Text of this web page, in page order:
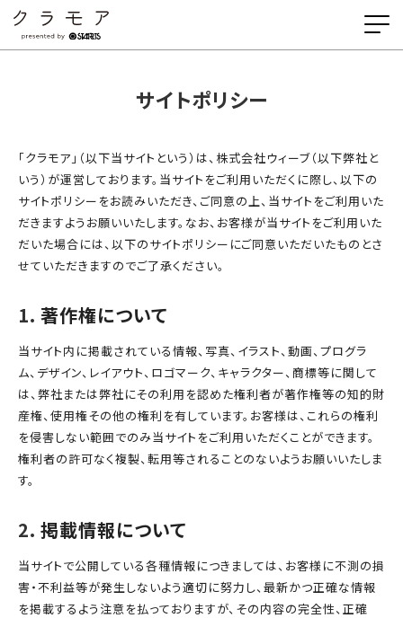
サイトポリシー
「クラモア」（以下当サイトという）は、株式会社ウィーブ（以下弊社と
いう）が運営しております。当サイトをご利用いただくに際し、以下の
サイトポリシーをお読みいただき、ご同意の上、当サイトをご利用いた
だきますようお願いいたします。なお、お客様が当サイトをご利用いた
だいた場合には、以下のサイトポリシーにご同意いただいたものとさ
せていただきますのでご了承ください。
著作権について
当サイト内に掲載されている情報、写真、イラスト、動画、プログラ
ム、デザイン、レイアウト、ロゴマーク、キャラクター、商標等に関して
は、弊社または弊社にその利用を認めた権利者が著作権等の知的財
産権、使用権その他の権利を有しています。お客様は、これらの権利
を侵害しない範囲でのみ当サイトをご利用いただくことができます。
権利者の許可なく複製、転用等されることのないようお願いいたしま
す。
掲載情報について
当サイトで公開している各種情報につきましては、お客様に不測の損
害・不利益等が発生しないよう適切に努力し、最新かつ正確な情報
を掲載するよう注意を払っておりますが、その内容の完全性、正確